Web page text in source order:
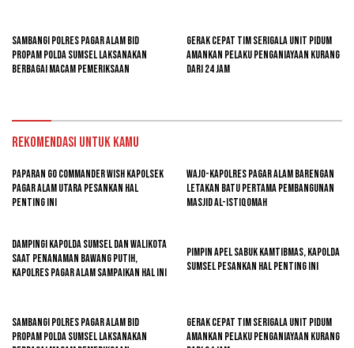
Sambangi Polres Pagar Alam Bid
Propam Polda Sumsel Laksanakan
Berbagai Macam Pemeriksaan
Gerak Cepat Tim Serigala Unit Pidum
Amankan Pelaku Penganiayaan Kurang
Dari 24 Jam
Rekomendasi untuk kamu
Paparan GO Commander Wish Kapolsek
Pagar Alam Utara Pesankan Hal
Penting Ini
Wajo-kapolres Pagar Alam Barengan
Letakan Batu Pertama Pembangunan
Masjid Al-Istiqomah
Dampingi Kapolda Sumsel Dan Walikota
Saat Penanaman Bawang Putih,
Kapolres Pagar Alam Sampaikan Hal Ini
Pimpin Apel Sabuk Kamtibmas, Kapolda
Sumsel Pesankan Hal Penting Ini
Sambangi Polres Pagar Alam Bid
Propam Polda Sumsel Laksanakan
Gerak Cepat Tim Serigala Unit Pidum
Amankan Pelaku Penganiayaan Kurang